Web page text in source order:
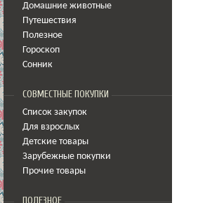
Домашние животные
Путешествия
Полезное
Гороскоп
Сонник
СОВМЕСТНЫЕ ПОКУПКИ
Список закупок
Для взрослых
Детские товары
Зарубежные покупки
Прочие товары